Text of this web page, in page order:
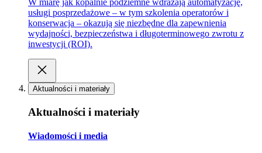
W miarę jak kopalnie podziemne wdrażają automatyzację,
usługi posprzedażowe – w tym szkolenia operatorów i
konserwacja – okazują się niezbędne dla zapewnienia
wydajności, bezpieczeństwa i długoterminowego zwrotu z
inwestycji (ROI).
Aktualności i materiały
Aktualności i materiały
Wiadomości i media